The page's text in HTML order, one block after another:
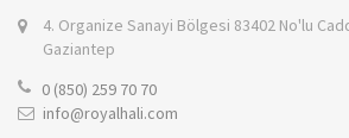
4. Organize Sanayi Bölgesi 83402 No'lu
Gaziantep
0 (850) 259 70 70
info@royalhali.com